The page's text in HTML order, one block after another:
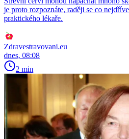
je proto rozpoznáte, raději se co
praktického lékaře.
Zdravestravovani.eu
dnes, 08:08
2 min